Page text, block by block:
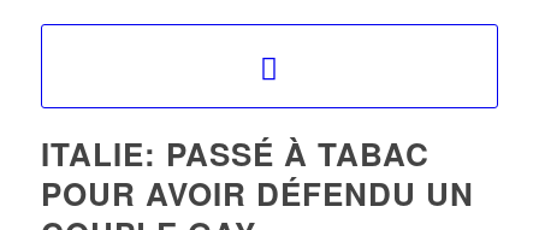
ITALIE: PASSÉ À TABAC
POUR AVOIR DÉFENDU UN